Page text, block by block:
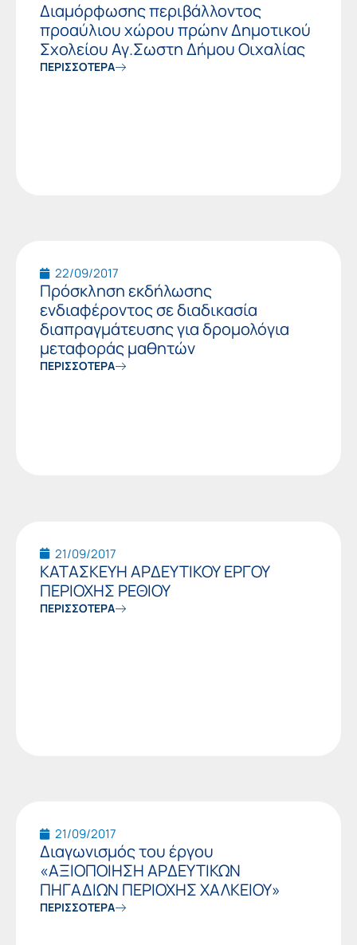
Διαμόρφωσης περιβάλλοντος
προαύλιου χώρου πρώην Δημοτικού
Σχολείου Αγ.Σωστη Δήμου Οιχαλίας
ΠΕΡΙΣΣΟΤΕΡΑ
22/09/2017
Πρόσκληση εκδήλωσης
ενδιαφέροντος σε διαδικασία
διαπραγμάτευσης για δρομολόγια
μεταφοράς μαθητών
ΠΕΡΙΣΣΟΤΕΡΑ
21/09/2017
ΚΑΤΑΣΚΕΥΗ ΑΡΔΕΥΤΙΚΟΥ ΕΡΓΟΥ
ΠΕΡΙΟΧΗΣ ΡΕΘΙΟΥ
ΠΕΡΙΣΣΟΤΕΡΑ
21/09/2017
Διαγωνισμός του έργου
«ΑΞΙΟΠΟΙΗΣΗ ΑΡΔΕΥΤΙΚΩΝ
ΠΗΓΑΔΙΩΝ ΠΕΡΙΟΧΗΣ ΧΑΛΚΕΙΟΥ»
ΠΕΡΙΣΣΟΤΕΡΑ